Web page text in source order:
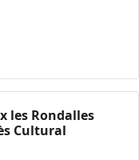
les Rondalles
Cultural